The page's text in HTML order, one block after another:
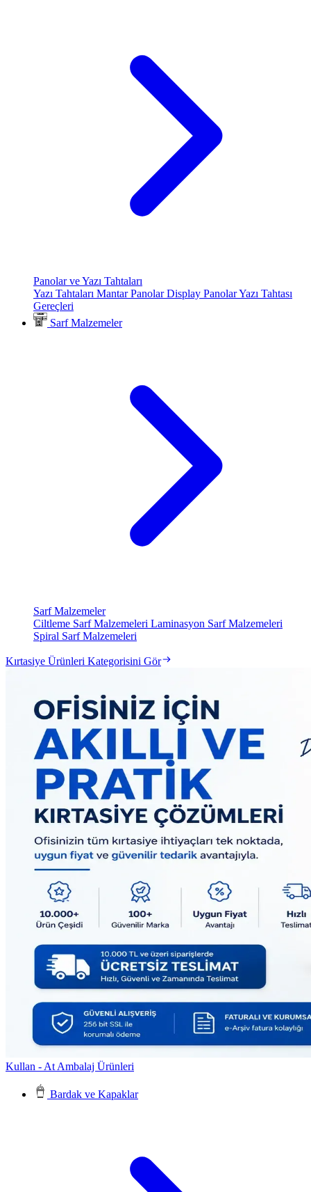
Panolar ve Yazı Tahtaları
Yazı Tahtaları Mantar PanolarDisplay PanolarYazı Tahtası
Gereçleri
Sarf Malzemeler
Sarf Malzemeler
Ciltleme Sarf Malzemeleri Laminasyon Sarf Malzemeleri
Spiral Sarf Malzemeleri
Kırtasiye Ürünleri Kategorisini Gör
Kullan - At Ambalaj Ürünleri
Bardak ve Kapaklar